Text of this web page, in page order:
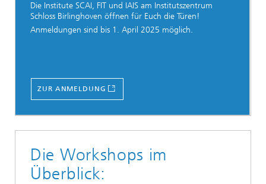
Die Institute SCAI, FIT und IAIS am Institutszentrum
Schloss Birlinghoven öffnen für Euch die Türen!
Anmeldungen sind bis 1. April 2025 möglich.
ZUR ANMELDUNG
Die Workshops im
Überblick: